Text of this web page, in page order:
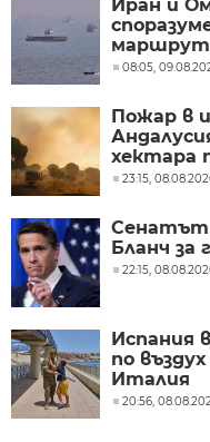
Иран и
маршрут
08:05,
Пожар в
хектара
23:15,
Сенатът
Бланч за
22:15,
Испания
по
Италия
20:56,